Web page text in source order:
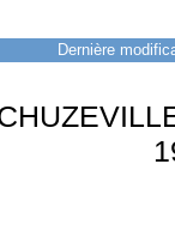
Dernière